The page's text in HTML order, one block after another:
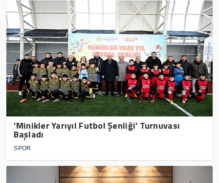
'Minikler Yarıyıl Futbol Şenliği' Turnuvası
Başladı
SPOR